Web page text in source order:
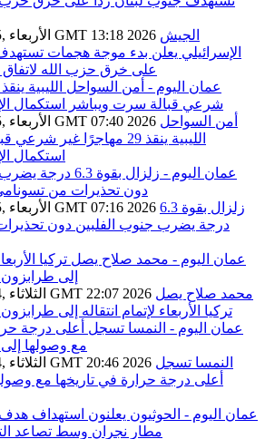
الأربعاء ,05 آب / أغسطس GMT 13:18 2026 الجيش
الإسرائيلي يعلن بدء موجة هجمات
على خرق حزب الله لاتفاق
الأربعاء ,05 آب / أغسطس GMT 07:40 2026 أمن السواحل
الليبية ينقذ 29 مهاجرًا غير
استكمال
الأربعاء ,05 آب / أغسطس GMT 07:16 2026 زلزال بقوة 6.3
درجة يضرب جنوب الفلبين دون
الثلاثاء ,04 آب / أغسطس GMT 22:07 2026 محمد صلاح يصل
تركيا الأربعاء لإتمام انتقاله إلى
الثلاثاء ,04 آب / أغسطس GMT 20:46 2026 النمسا تسجل